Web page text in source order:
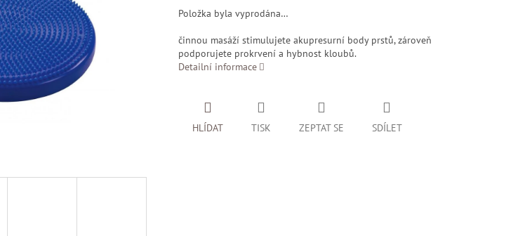
Položka byla vyprodána…
činnou masáží stimulujete akupresurní body prstů, zároveň
podporujete prokrvení a hybnost kloubů.
Detailní informace
TISK ZEPTAT SE
HLÍDAT SDÍLET